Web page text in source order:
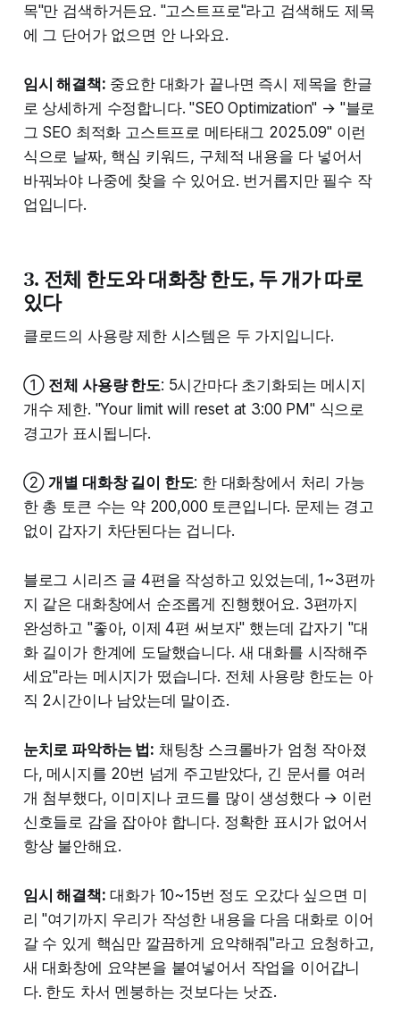
목"만 검색하거든요. "고스트프로"라고 검색해도 제목
에 그 단어가 없으면 안 나와요.
임시 해결책: 중요한 대화가 끝나면 즉시 제목을 한글
로 상세하게 수정합니다. "SEO Optimization" → "블로
그 SEO 최적화 고스트프로 메타태그 2025.09" 이런
식으로 날짜, 핵심 키워드, 구체적 내용을 다 넣어서
바꿔놔야 나중에 찾을 수 있어요. 번거롭지만 필수 작
업입니다.
3. 전체 한도와 대화창 한도, 두 개가 따로
있다
클로드의 사용량 제한 시스템은 두 가지입니다.
① 전체 사용량 한도: 5시간마다 초기화되는 메시지
개수 제한. "Your limit will reset at 3:00 PM" 식으로
경고가 표시됩니다.
②개별 대화창 길이 한도: 한 대화창에서 처리 가능
한 총 토큰 수는 약 200,000 토큰입니다. 문제는 경고
없이 갑자기 차단된다는 겁니다.
블로그 시리즈 글 4편을 작성하고 있었는데, 1~3편까
지 같은 대화창에서 순조롭게 진행했어요. 3편까지
완성하고 "좋아, 이제 4편 써보자" 했는데 갑자기 "대
화 길이가 한계에 도달했습니다. 새 대화를 시작해주
세요"라는 메시지가 떴습니다. 전체 사용량 한도는 아
직 2시간이나 남았는데 말이죠.
눈치로 파악하는 법: 채팅창 스크롤바가 엄청 작아졌
다, 메시지를 20번 넘게 주고받았다, 긴 문서를 여러
개 첨부했다, 이미지나 코드를 많이 생성했다 → 이런
신호들로 감을 잡아야 합니다. 정확한 표시가 없어서
항상 불안해요.
임시 해결책: 대화가 10~15번 정도 오갔다 싶으면 미
리 "여기까지 우리가 작성한 내용을 다음 대화로 이어
갈 수 있게 핵심만 깔끔하게 요약해줘"라고 요청하고,
새 대화창에 요약본을 붙여넣어서 작업을 이어갑니
다. 한도 차서 멘붕하는 것보다는 낫죠.